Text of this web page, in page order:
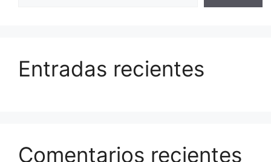
Entradas recientes
Comentarios recientes